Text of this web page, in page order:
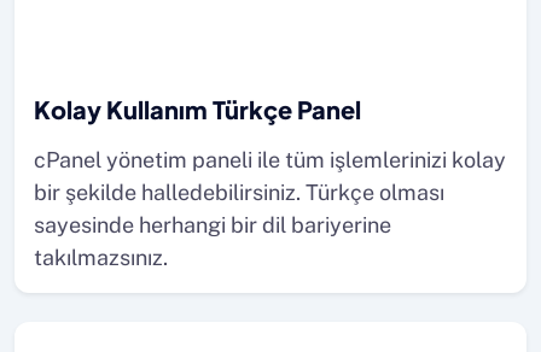
Kolay Kullanım Türkçe Panel
cPanel yönetim paneli ile tüm işlemlerinizi kolay
bir şekilde halledebilirsiniz. Türkçe olması
sayesinde herhangi bir dil bariyerine
takılmazsınız.